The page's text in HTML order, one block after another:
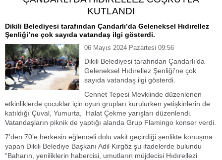
KUTLANDI
Dikili Belediyesi tarafından Çandarlı’da Geleneksel Hıdırellez
Şenliği’ne çok sayıda vatandaş ilgi gösterdi.
06 Mayıs 2024 Pazartesi 09:56
Dikili Belediyesi tarafından Çandarlı’da
Geleneksel Hıdırellez Şenliği’ne çok
sayıda vatandaş ilgi gösterdi.
Cennet Tepesi Mevkiinde düzenlenen
etkinliklerde çocuklar için oyun grupları kurulurken yetişkinlerin de
katıldığı Çuval, Yumurta, Halat Çekme yarışları düzenlendi.
Vatandaşların piknik de yaptığı alanda Grup Flamingo konser verdi.
7’den 70’e herkesin eğlenceli dolu vakit geçirdiği şenlikte konuşma
yapan Dikili Belediye Başkanı Adil Kırgöz şu ifadelerde bulundu
“Baharın, yeniliklerin habercisi, umutların müjdecisi Hıdırellezi